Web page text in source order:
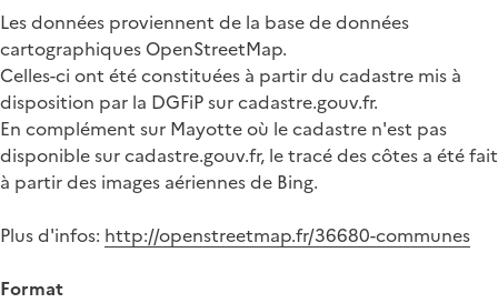
Les données proviennent de la base de données
cartographiques OpenStreetMap.
Celles-ci ont été constituées à partir du cadastre mis à
disposition par la DGFiP sur cadastre.gouv.fr.
En complément sur Mayotte où le cadastre n'est pas
disponible sur cadastre.gouv.fr, le tracé des côtes a été fait
à partir des images aériennes de Bing.
Plus d'infos: http://openstreetmap.fr/36680-communes
Format